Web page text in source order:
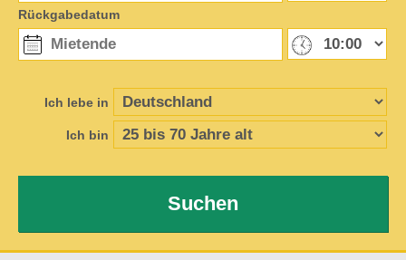
Rückgabedatum
Ich lebe in
Ich bin
Suchen